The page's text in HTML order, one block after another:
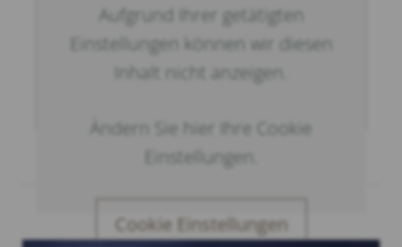
Aufgrund Ihrer getätigten
Einstellungen können wir diesen
Inhalt nicht anzeigen.
Ändern Sie hier Ihre Cookie
Einstellungen.
Cookie Einstellungen